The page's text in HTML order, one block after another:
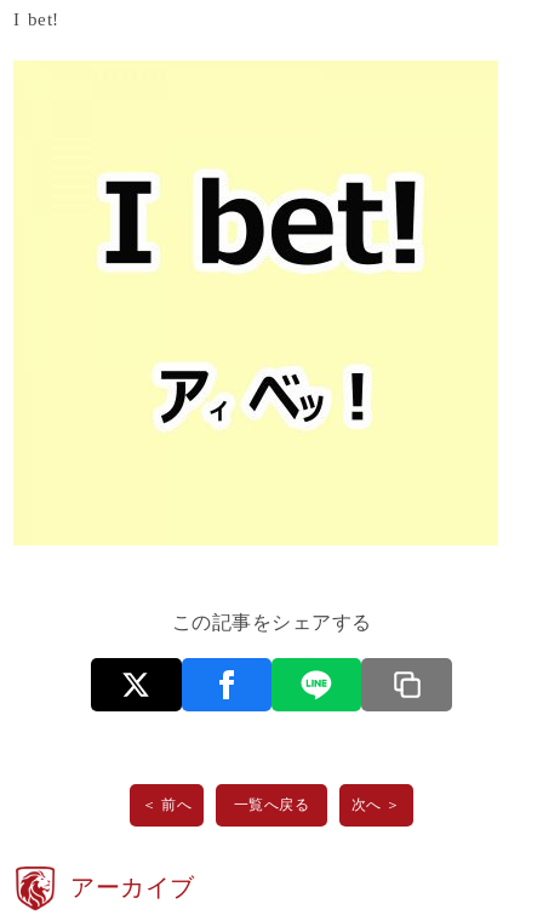
I bet!
この記事をシェアする
＜ 前へ 一覧へ戻る 次へ ＞
アーカイブ